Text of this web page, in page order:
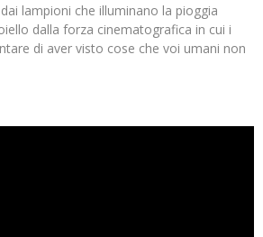
lampioni che illuminano la pioggia
dalla forza cinematografica in cui i
di aver visto cose che voi umani non